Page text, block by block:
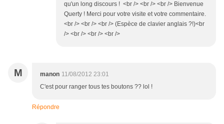
qu'un long discours ! <br /> <br /> <br /> Bienvenue
Querty ! Merci pour votre visite et votre commentaire.
<br /> <br /> <br /> (Espèce de clavier anglais ?!)<br
/> <br /> <br /> <br />
M manon 11/08/2012 23:01
C'est pour ranger tous tes boutons ?? lol !
Répondre